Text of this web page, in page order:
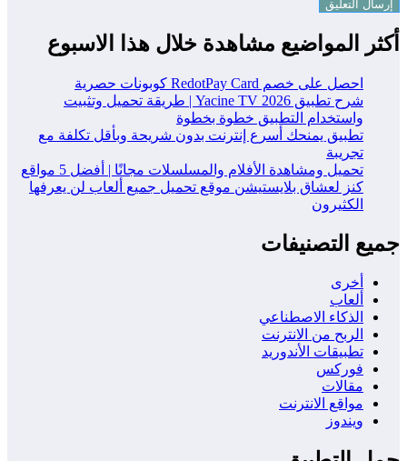
أكثر المواضيع مشاهدة خلال هذا الاسبوع
احصل على خصم RedotPay Card كوبونات حصرية
شرح تطبيق Yacine TV 2026 | طريقة تحميل وتثبيت
واستخدام التطبيق خطوة بخطوة
تطبيق يمنحك أسرع إنترنت بدون شريحة وبأقل تكلفة مع
تجريبة
تحميل ومشاهدة الأفلام والمسلسلات مجانًا | أفضل 5 مواقع
كنز لعشاق بلايستيشن موقع تحميل جميع ألعاب لن يعرفها
الكثيرون
جميع التصنيفات
أخرى
ألعاب
الذكاء الاصطناعي
الربح من الانترنت
تطبيقات الأندوريد
فوركس
مقالات
مواقع الانترنت
ويندوز